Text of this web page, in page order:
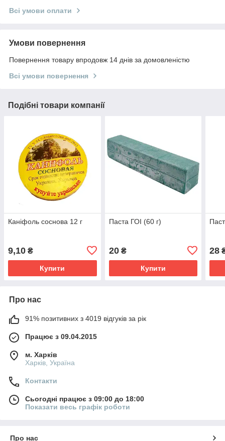
Всі умови оплати
Умови повернення
Повернення товару впродовж 14 днів за домовленістю
Всі умови повернення
Подібні товари компанії
Каніфоль соснова 12 г
9,10 ₴
Купити
Паста ГОІ (60 г)
20₴
Купити
28
Про нас
91% позитивних з 4019 відгуків за рік
Працює з 09.04.2015
м. Харків
Харків, Україна
Контакти
Сьогодні працює з 09:00 до 18:00
Показати весь графік роботи
Про нас